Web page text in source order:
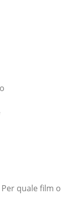
quale film o